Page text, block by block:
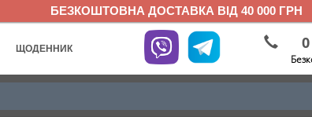
БЕЗКОШТОВНА ДОСТАВКА ВІД 40 000 ГРН
ЩОДЕННИК